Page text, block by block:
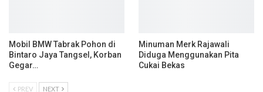
Mobil BMW Tabrak Pohon di
Bintaro Jaya Tangsel, Korban
Gegar…
Minuman Merk Rajawali
Diduga Menggunakan Pita
Cukai Bekas
PREV NEXT